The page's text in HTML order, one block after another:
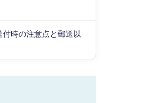
時の注意点と郵送以